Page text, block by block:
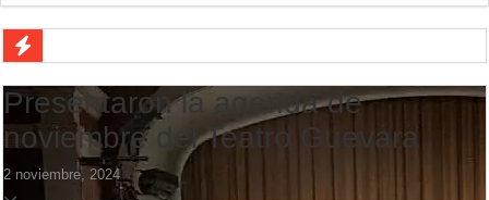
Desbaratan un punto de venta de drogas en el barrio Padre Varela y
Campeonato TC JK: Diego Cordone se quedó con una gran victoria
Jubilación en Argentina: qué requisitos exige ANSES para acceder al
Opinión: Buscando una mejor educación ambiental
Presentaron la agenda de
noviembre del Teatro Guevara
2 noviembre, 2024